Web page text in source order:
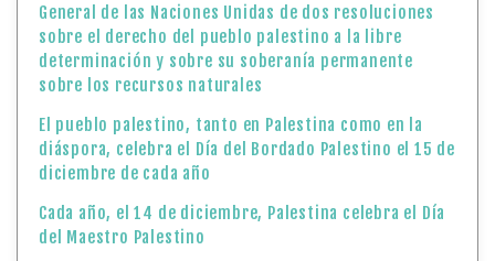
General de las Naciones Unidas de dos resoluciones
sobre el derecho del pueblo palestino a la libre
determinación y sobre su soberanía permanente
sobre los recursos naturales
El pueblo palestino, tanto en Palestina como en la
diáspora, celebra el Día del Bordado Palestino el 15 de
diciembre de cada año
Cada año, el 14 de diciembre, Palestina celebra el Día
del Maestro Palestino